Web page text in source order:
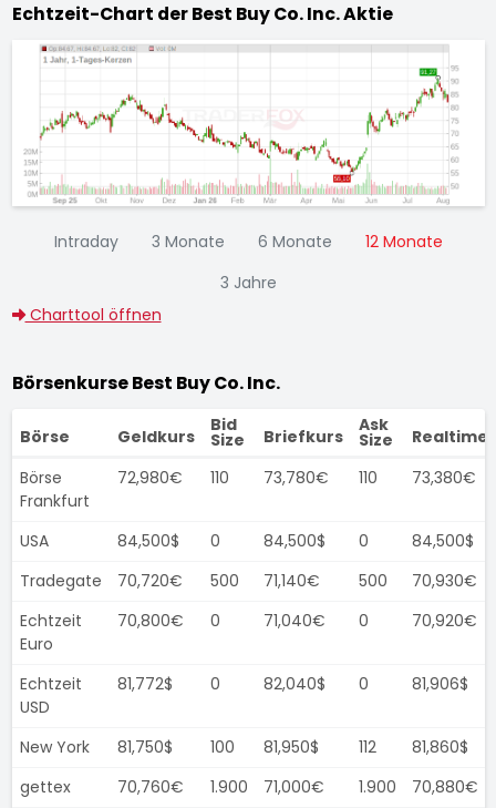
Echtzeit-Chart der Best Buy Co. Inc. Aktie
Intraday 3 Monate 6 Monate
12 Monate
3 Jahre
Charttool öffnen
Börsenkurse Best Buy Co. Inc.
Börse Geldkurs
Bid
Size Briefkurs
Ask
Size
Börse
Frankfurt
72,980€ 110 73,780€ 110 73,380€
USA 84,500$ 0 84,500$ 0
84,500$
Tradegate
70,720€ 500 71,140€ 500
70,930€
Echtzeit
Euro
70,800€ 0 71,040€ 0 70,920€
Echtzeit
USD
81,772$ 0 82,040$ 0 81,906$
New York 81,750$ 100 81,950$ 112
81,860$
gettex
70,760€ 1.900 71,000€ 1.900
70,880€